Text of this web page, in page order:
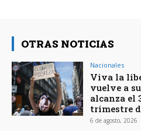
OTRAS NOTICIAS
Nacionales
Viva la
vuelve a
alcanza el
trimestre
6 de agosto, 2026